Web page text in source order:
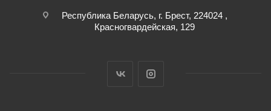
Республика Беларусь, г. Брест, 224024 ,
Красногвардейская, 129